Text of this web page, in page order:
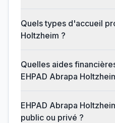
Quels types d'accueil
Holtzheim ?
Quelles aides
EHPAD Abrapa
EHPAD Abrapa
public ou privé ?